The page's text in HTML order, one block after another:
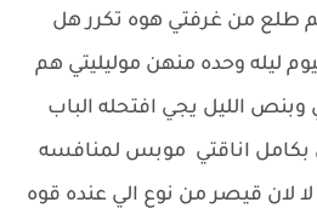
طلع من غرفتي هوه تكرر هل
ليله وحده منهن موليليتي هم
الليل يجي افتحله الباب
بكامل اناقتي موبس لمنافسه
لان قيصر من نوع الي عنده قوه